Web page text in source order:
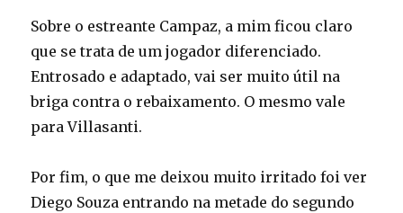
Sobre o estreante Campaz, a mim ficou claro
que se trata de um jogador diferenciado.
Entrosado e adaptado, vai ser muito útil na
briga contra o rebaixamento. O mesmo vale
para Villasanti.
Por fim, o que me deixou muito irritado foi ver
Diego Souza entrando na metade do segundo